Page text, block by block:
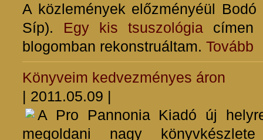
A közlemények előzményéül
Síp). Egy kis tsuszológiacímen
blogomban rekonstruáltam. Tovább
Könyveim kedvezményes áron
| 2011.05.09 |
A Pro Pannonia Kiadó új
megoldani nagy